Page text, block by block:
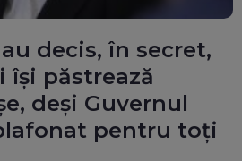
decis, în secret,
își păstrează
deși Guvernul
pentru toți